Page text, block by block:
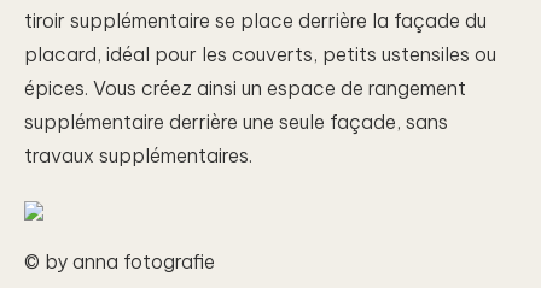
tiroir supplémentaire se place derrière la façade du
placard, idéal pour les couverts, petits ustensiles ou
épices. Vous créez ainsi un espace de rangement
supplémentaire derrière une seule façade, sans
travaux supplémentaires.
© by anna fotografie